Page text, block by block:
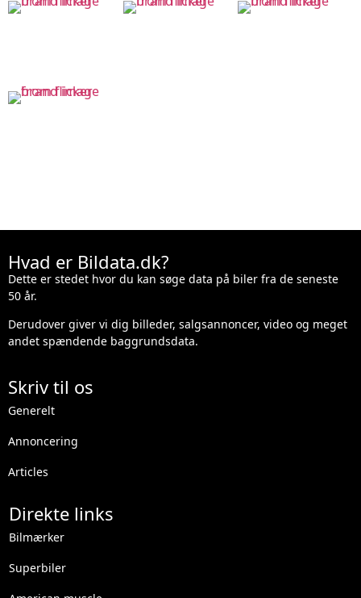
Hvad er Bildata.dk?
Dette er stedet hvor du kan søge data på biler fra de seneste
50 år.
Derudover giver vi dig billeder, salgsannoncer, video og meget
andet spændende baggrundsdata.
Skriv til os
Generelt
Annoncering
Articles
Direkte links
Bilmærker
Superbiler